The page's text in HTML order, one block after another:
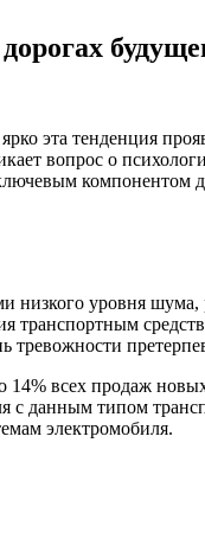
эта тенденция
вопрос о
низкого уровня
тревожности
14% всех продаж
с данным типом
электромобиля.